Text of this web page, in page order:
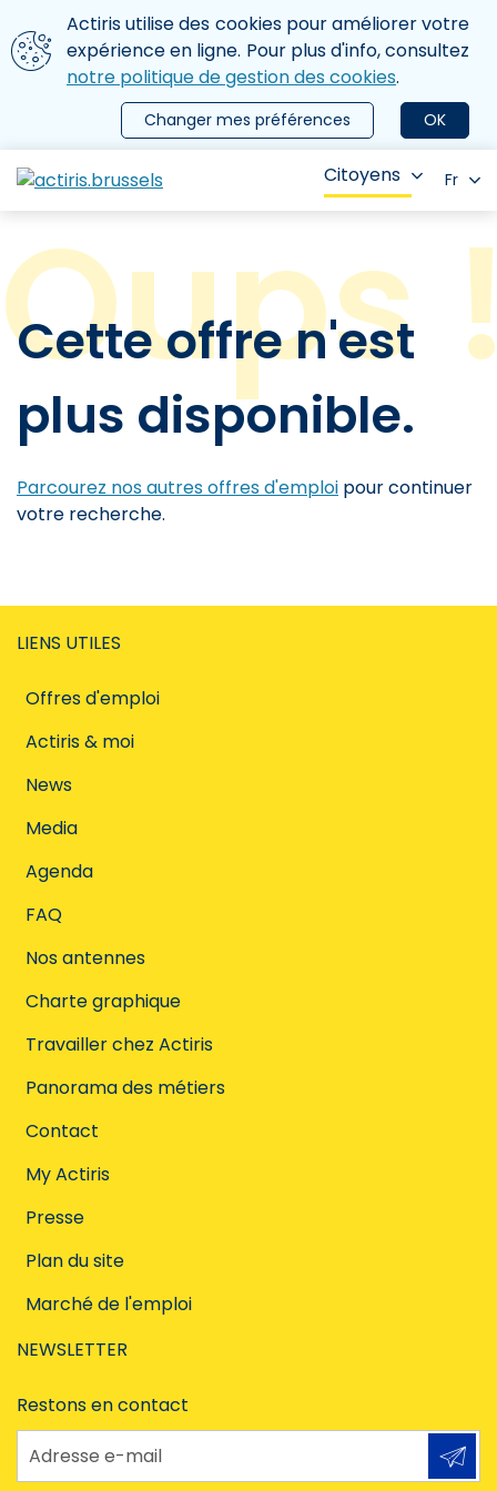
Aller au contenu principal
Nous utilisons des cookies
Actiris utilise des cookies pour améliorer votre
expérience en ligne. Pour plus d'info, consultez
notre politique de gestion des cookies.
OK
Changer mes préférences
le menu
Citoyens Fr
Cette offre n'est
plus disponible.
Parcourez nos autres offres d'emploi pour continuer
votre recherche.
LIENS UTILES
Offres d'emploi
Actiris & moi
News
Media
Agenda
FAQ
Nos antennes
Charte graphique
Travailler chez Actiris
Panorama des métiers
Contact
My Actiris
Presse
Plan du site
Marché de l'emploi
NEWSLETTER
Restons en contact
Adresse e-mail